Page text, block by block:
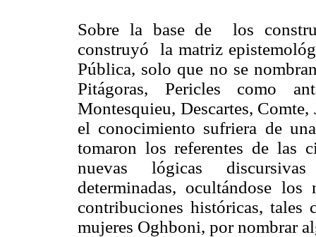
Sobre la base de los
construyó la matriz
Pública, solo que no se
Pitágoras, Pericles como
Montesquieu, Descartes,
el conocimiento sufriera de
tomaron los referentes de las
nuevas lógicas
determinadas, ocultándose
contribuciones históricas,
mujeres Oghboni, por nombrar